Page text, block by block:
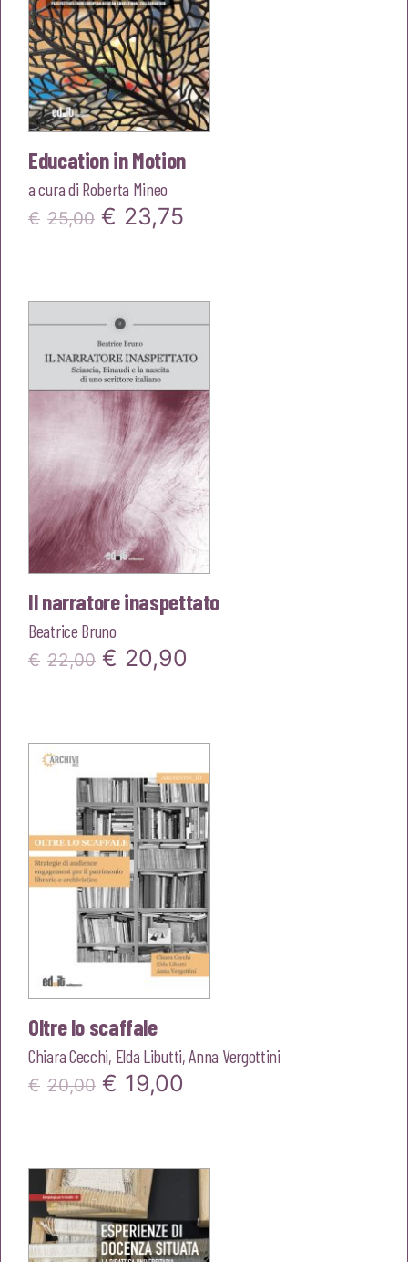
Education in Motion
a cura di Roberta Mineo
€ 25,00 Il
era:
€25,00.
€ 23,75
€23,75.
Il narratore inaspettato
Beatrice Bruno
€ 22,00 Il
€22,00.
€ 20,90
€20,90.
Oltre lo scaffale
Chiara Cecchi, Elda Libutti,Anna Vergottini
€ 20,00 Il
era:
€20,00.
€ 19,00
€19,00.